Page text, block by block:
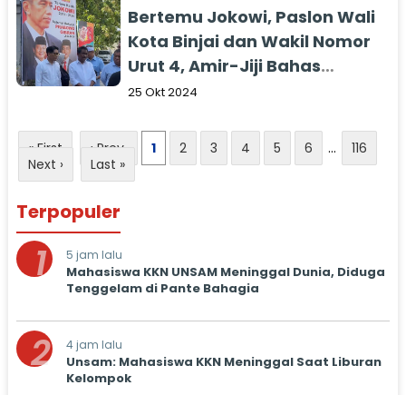
Bertemu Jokowi, Paslon Wali
Kota Binjai dan Wakil Nomor
Urut 4, Amir-Jiji Bahas
Strategi Penting Tuk
25 Okt 2024
« First ‹ Prev 1 2 3 4 5 6 ...
116
Next ›
Last »
Terpopuler
1 5 jam lalu
Mahasiswa KKN UNSAM Meninggal Dunia, Diduga
Tenggelam di Pante Bahagia
2 4 jam lalu
Unsam: Mahasiswa KKN Meninggal Saat Liburan
Kelompok